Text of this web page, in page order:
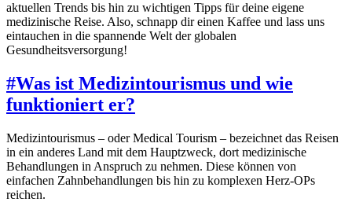
aktuellen Trends bis hin zu wichtigen Tipps für deine eigene
medizinische Reise. Also, schnapp dir einen Kaffee und lass uns
eintauchen in die spannende Welt der globalen
Gesundheitsversorgung!
#Was ist Medizintourismus und wie
funktioniert er?
Medizintourismus – oder Medical Tourism – bezeichnet das Reisen
in ein anderes Land mit dem Hauptzweck, dort medizinische
Behandlungen in Anspruch zu nehmen. Diese können von
einfachen Zahnbehandlungen bis hin zu komplexen Herz-OPs
reichen.